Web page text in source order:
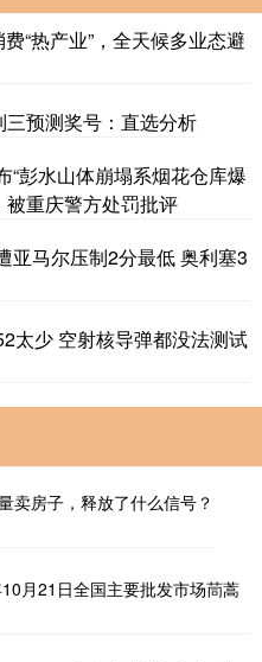
“热产业”，全天候多业态避
预测奖号：直选分析
“彭水山体崩塌系烟花仓库爆
被重庆警方处罚批评
亚马尔压制2分最低 奥利塞3
太少 空射核导弹都没法测试
卖房子，释放了什么信号？
月21日全国主要批发市场茼蒿